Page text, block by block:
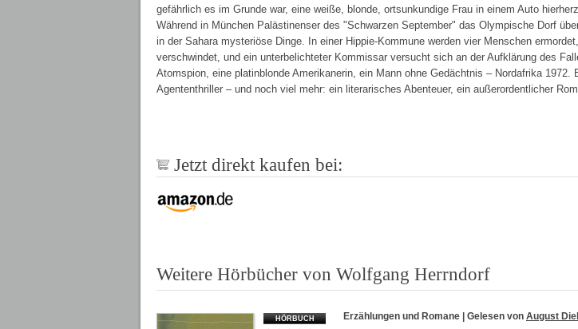
gefährlich es im Grunde war, eine weiße, blonde, ortsunkundige Frau in einem Auto
Während in München Palästinenser des "Schwarzen September" das Olympische Dorf
in der Sahara mysteriöse Dinge. In einer Hippie-Kommune werden vier Menschen
verschwindet, und ein unterbelichteter Kommissar versucht sich an der Aufklärung des
Atomspion, eine platinblonde Amerikanerin, ein Mann ohne Gedächtnis – Nordafrika 1972.
Agententhriller – und noch viel mehr: ein literarisches Abenteuer, ein außerordentlicher
Jetzt direkt kaufen bei:
Weitere Hörbücher von Wolfgang Herrndorf
HÖRBUCH Erzählungen und Romane | Gelesen von August